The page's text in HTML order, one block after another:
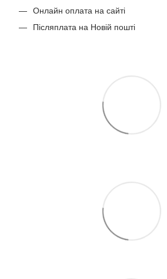
Онлайн оплата на сайті
Післяплата на Новій пошті